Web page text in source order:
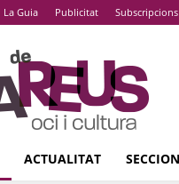
La Guia Publicitat Subscripcions
La
Guia
De
Reus
ACTUALITAT